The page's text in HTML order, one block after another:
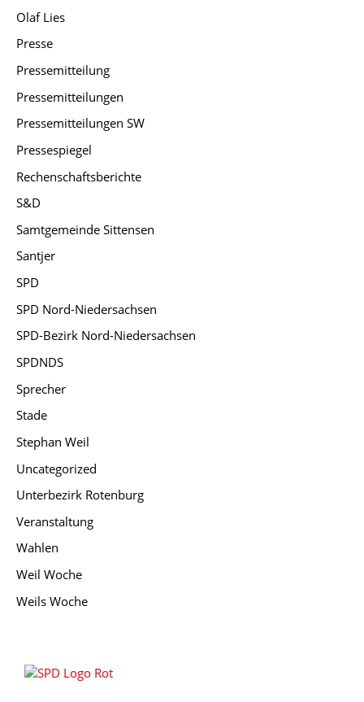
Olaf Lies
Presse
Pressemitteilung
Pressemitteilungen
Pressemitteilungen SW
Pressespiegel
Rechenschaftsberichte
S&D
Samtgemeinde Sittensen
Santjer
SPD
SPD Nord-Niedersachsen
SPD-Bezirk Nord-Niedersachsen
SPDNDS
Sprecher
Stade
Stephan Weil
Uncategorized
Unterbezirk Rotenburg
Veranstaltung
Wahlen
Weil Woche
Weils Woche